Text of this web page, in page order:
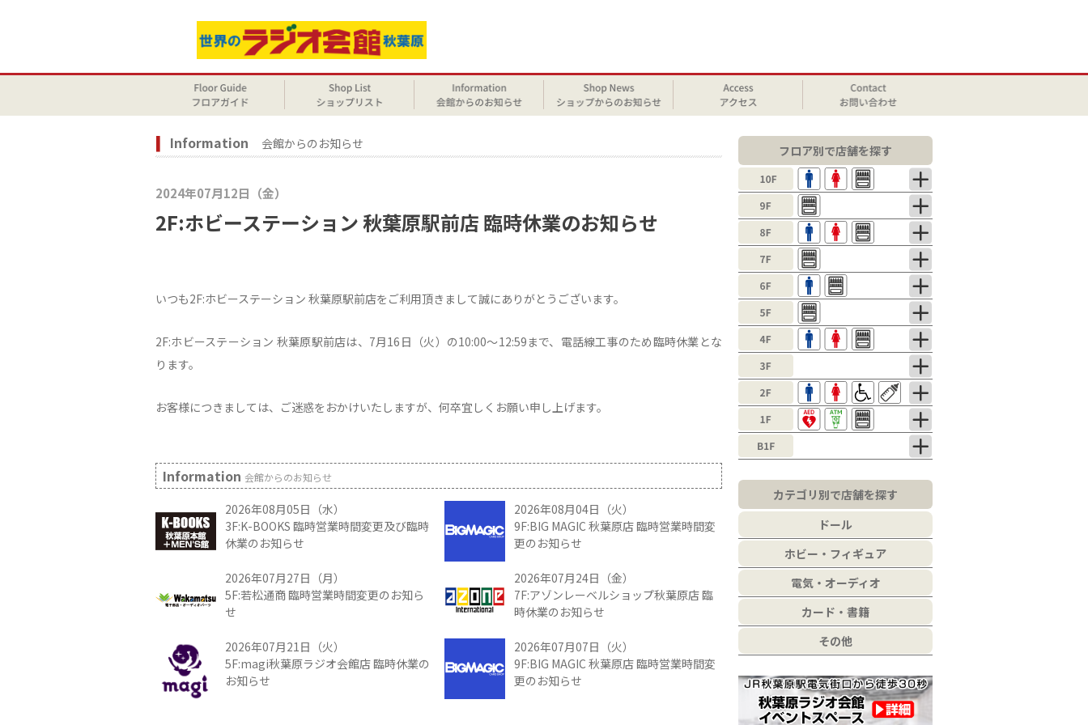
Information 会館からのお知らせ
2024年07月12日（金）
2F:ホビーステーション 秋葉原駅前店 臨時休業のお知らせ
いつも2F:ホビーステーション 秋葉原駅前店をご利用頂きまして誠にありがとうございます。
2F:ホビーステーション 秋葉原駅前店は、7月16日（火）の10:00～12:59まで、電話線工事のため臨時休業とな
ります。
お客様につきましては、ご迷惑をおかけいたしますが、何卒宜しくお願い申し上げます。
Information 会館からのお知らせ
2026年08月05日（水）
3F:K-BOOKS 臨時営業時間変更及び臨時
休業のお知らせ
2026年08月04日（火）
9F:BIG MAGIC 秋葉原店 臨時営業時間変
更のお知らせ
2026年07月27日（月）
5F:若松通商 臨時営業時間変更のお知ら
せ
2026年07月24日（金）
7F:アゾンレーベルショップ秋葉原店 臨
時休業のお知らせ
2026年07月21日（火）
5F:magi秋葉原ラジオ会館店 臨時休業の
お知らせ
2026年07月07日（火）
9F:BIG MAGIC 秋葉原店 臨時営業時間変
更のお知らせ
フロア別で店舗を探す
カテゴリ別で店舗を探す
ドール
ホビー・フィギュア
電気・オーディオ
カード・書籍
その他